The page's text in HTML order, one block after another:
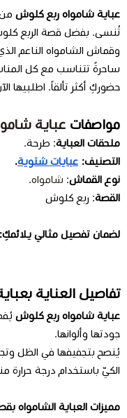
عباية شامواه ربع كلوش من
تُنسى. بفضل قصة الربع
وقماش الشامواه الناعم
ساحرةً تتناسب مع كل
حضوركِ أكثر تألقاً. اطلبيها
مواصفات عباية
ملحقات العباية: طرحة.
التصنيف: عبايات شتوية.
نوع القماش: شامواه
القصة: ربع كلوش
لضمان تفصيل مثالي يلائمكِ:
تفاصيل العناية
عباية شامواه ربع كلوش
جودتها وألوانها.
يُنصح بتجفيفها في الظل
الكيّ باستخدام درجة حرارة
مميزات العباية الشامواه